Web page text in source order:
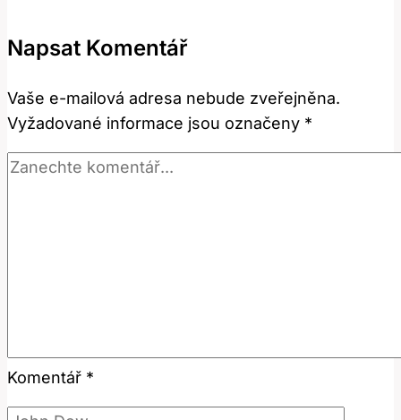
a
to
říct
česky?
Napsat Komentář
Vaše e-mailová adresa nebude zveřejněna.
Vyžadované informace jsou označeny *
Komentář *